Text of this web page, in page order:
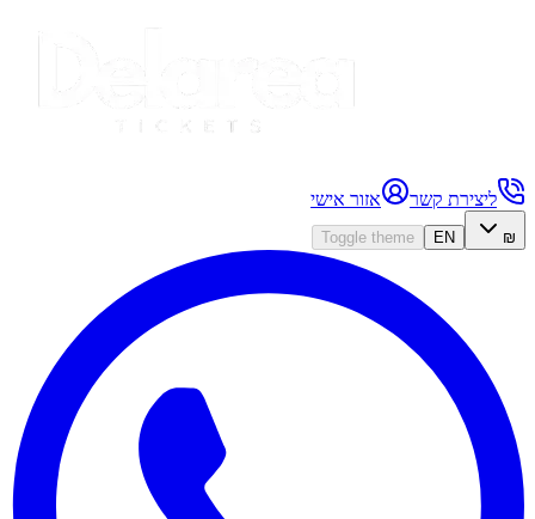
ליצירת קשר אזור אישי
₪
EN
Toggle theme